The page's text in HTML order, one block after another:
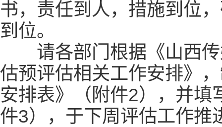
书，责任到人，措施到位
到位。
请各部门根据《山西传
估预评估相关工作安排》
安排表》（附件2），并填
件3），于下周评估工作推